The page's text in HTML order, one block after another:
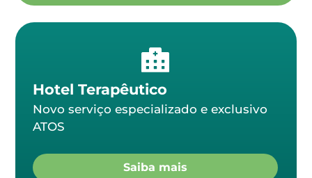
Hotel Terapêutico
Novo serviço especializado e exclusivo
ATOS
Saiba mais